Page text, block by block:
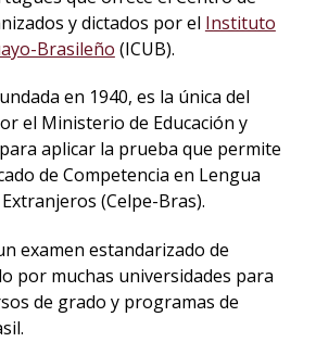
y dictados por el Instituto
Brasileño (ICUB).
en 1940, es la única del
el Ministerio de Educación y
aplicar la prueba que permite
de Competencia en Lengua
(Celpe-Bras).
examen estandarizado de
por muchas universidades para
de grado y programas de